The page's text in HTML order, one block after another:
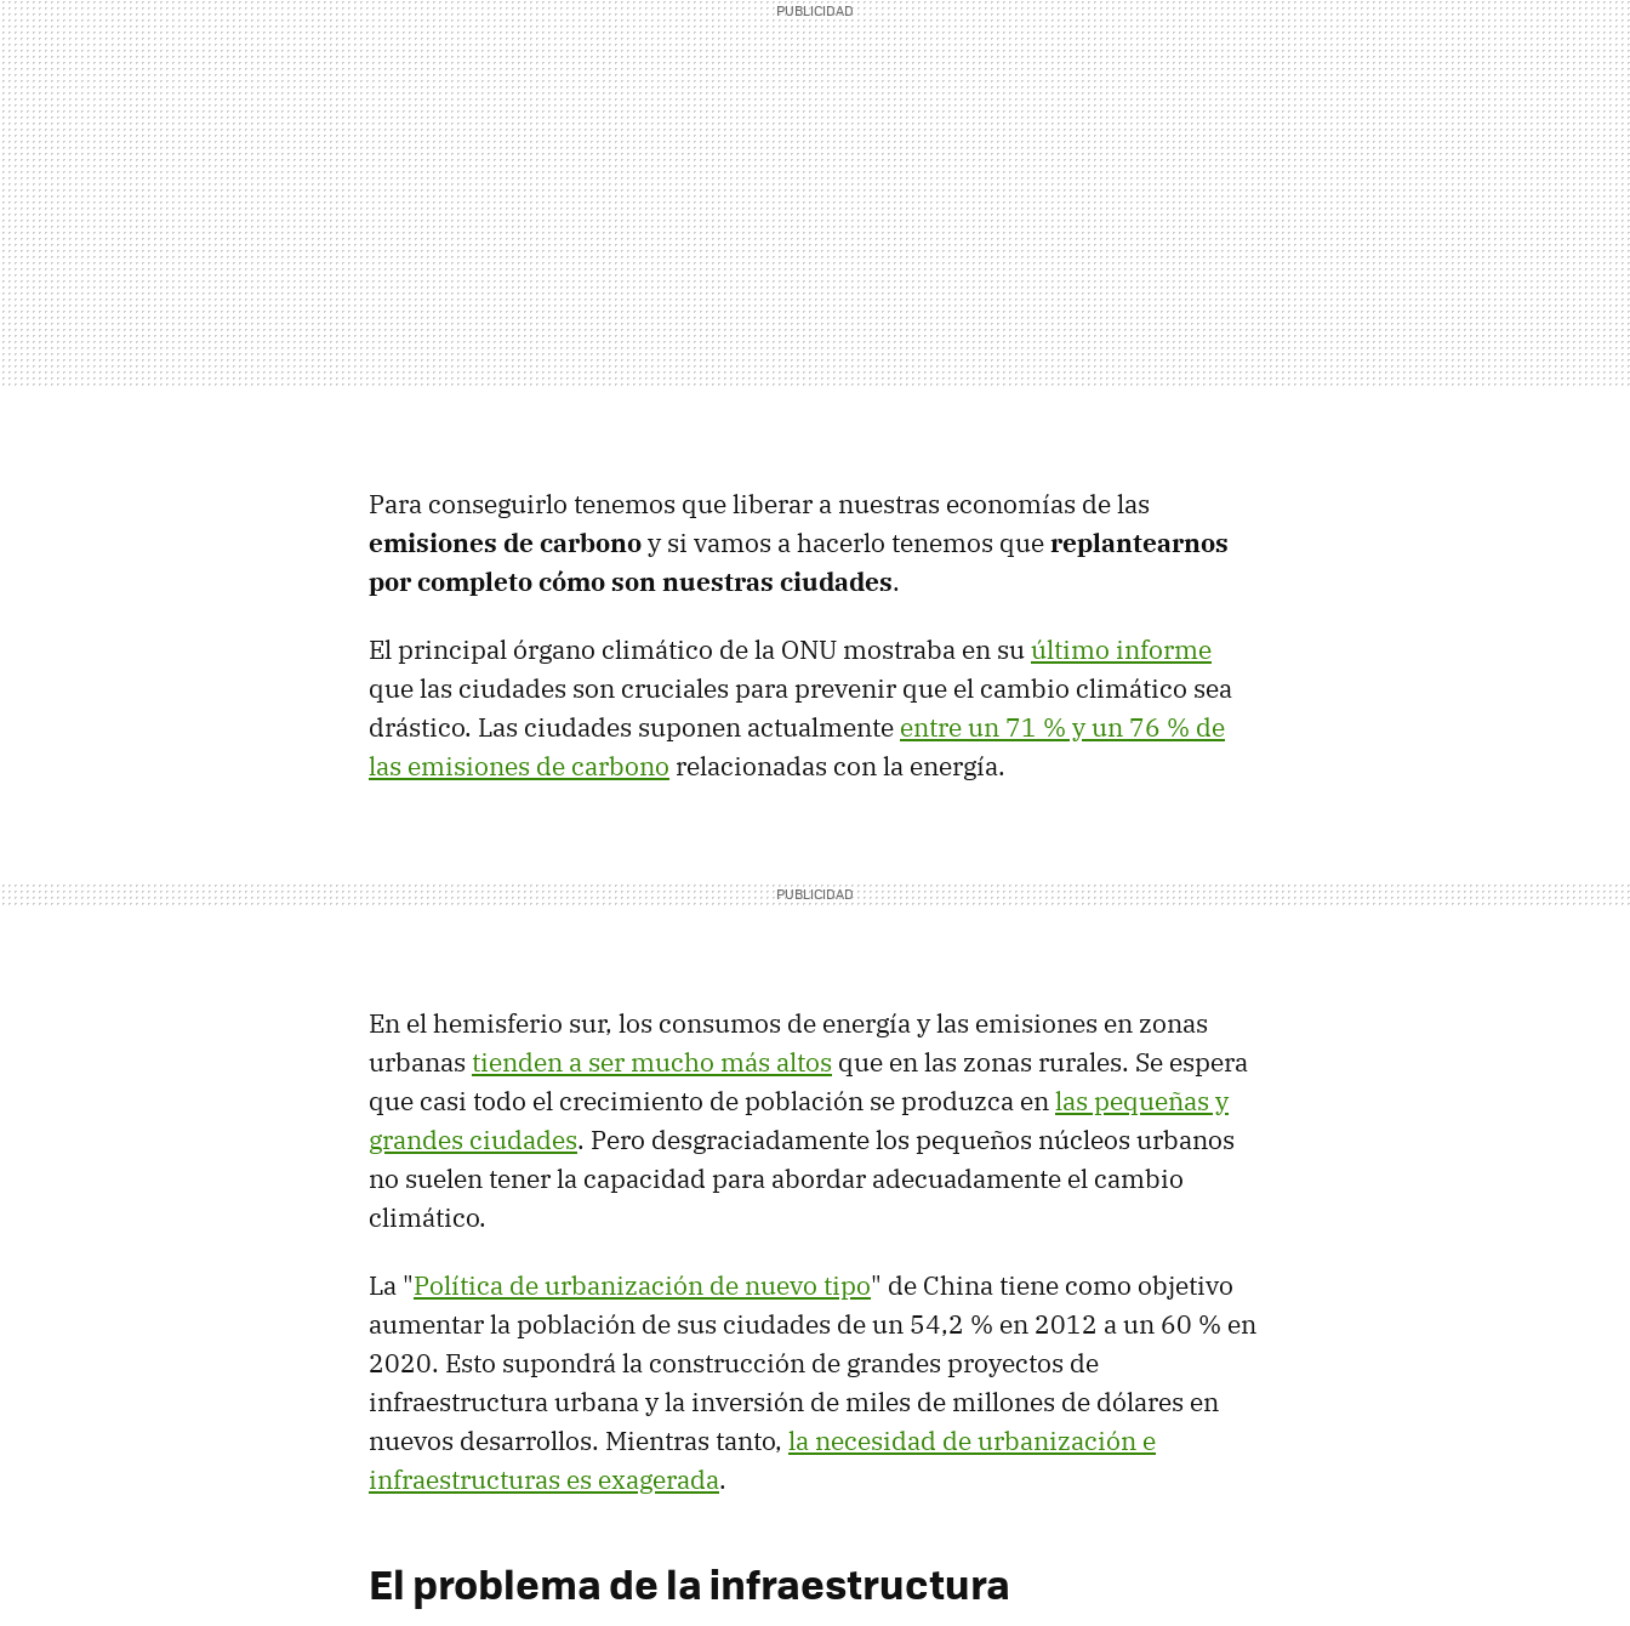
Para conseguirlo tenemos que liberar a nuestras economías de las
emisiones de carbonoy si vamos a hacerlo tenemos quereplantearnos
por completo cómo son nuestras ciudades.
El principal órgano climático de la ONU mostraba en suúltimo informe
que las ciudades son cruciales para prevenir que el cambio climático sea
drástico. Las ciudades suponen actualmente entre un 71 % y un 76 % de
las emisiones de carbono relacionadas con la energía.
En el hemisferio sur, los consumos de energía y las emisiones en zonas
urbanas tienden a ser mucho más altos que en las zonas rurales. Se espera
que casi todo el crecimiento de población se produzca enlas pequeñas y
grandes ciudades. Pero desgraciadamente los pequeños núcleos urbanos
no suelen tener la capacidad para abordar adecuadamente el cambio
climático.
La "Política de urbanización de nuevo tipo" de China tiene como objetivo
aumentar la población de sus ciudades de un 54,2 % en 2012 a un 60 % en
2020. Esto supondrá la construcción de grandes proyectos de
infraestructura urbana y la inversión de miles de millones de dólares en
nuevos desarrollos. Mientras tanto, la necesidad de urbanización e
infraestructuras es exagerada.
El problema de la infraestructura